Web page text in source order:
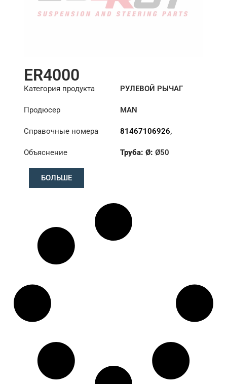
ER4000
Категория продукта РУЛЕВОЙ РЫЧАГ
Продюсер MAN
Справочные номера 81467106926,
81467116743
81467116944
Объяснение Труба: Ø: Ø50
БОЛЬШЕ